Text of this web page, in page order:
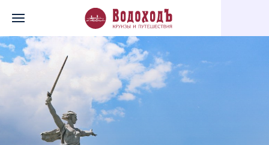
Главная Перечень всех доступных круизов